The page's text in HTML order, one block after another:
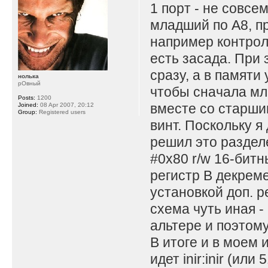
1 порт - не
младший по A8,
например
есть засада. При
сразу, а в
чтобы сначала
вместе со
винт. Поскольку
решил это
#0x80 r/w 16-
регистр B
установкой доп.
схема чуть иная
альтере и
В итоге и в моем
идет inir:inir (или
нолька
рОвный
Posts: 1200
Joined: 08 Apr 2007, 20:12
Group: Registered users